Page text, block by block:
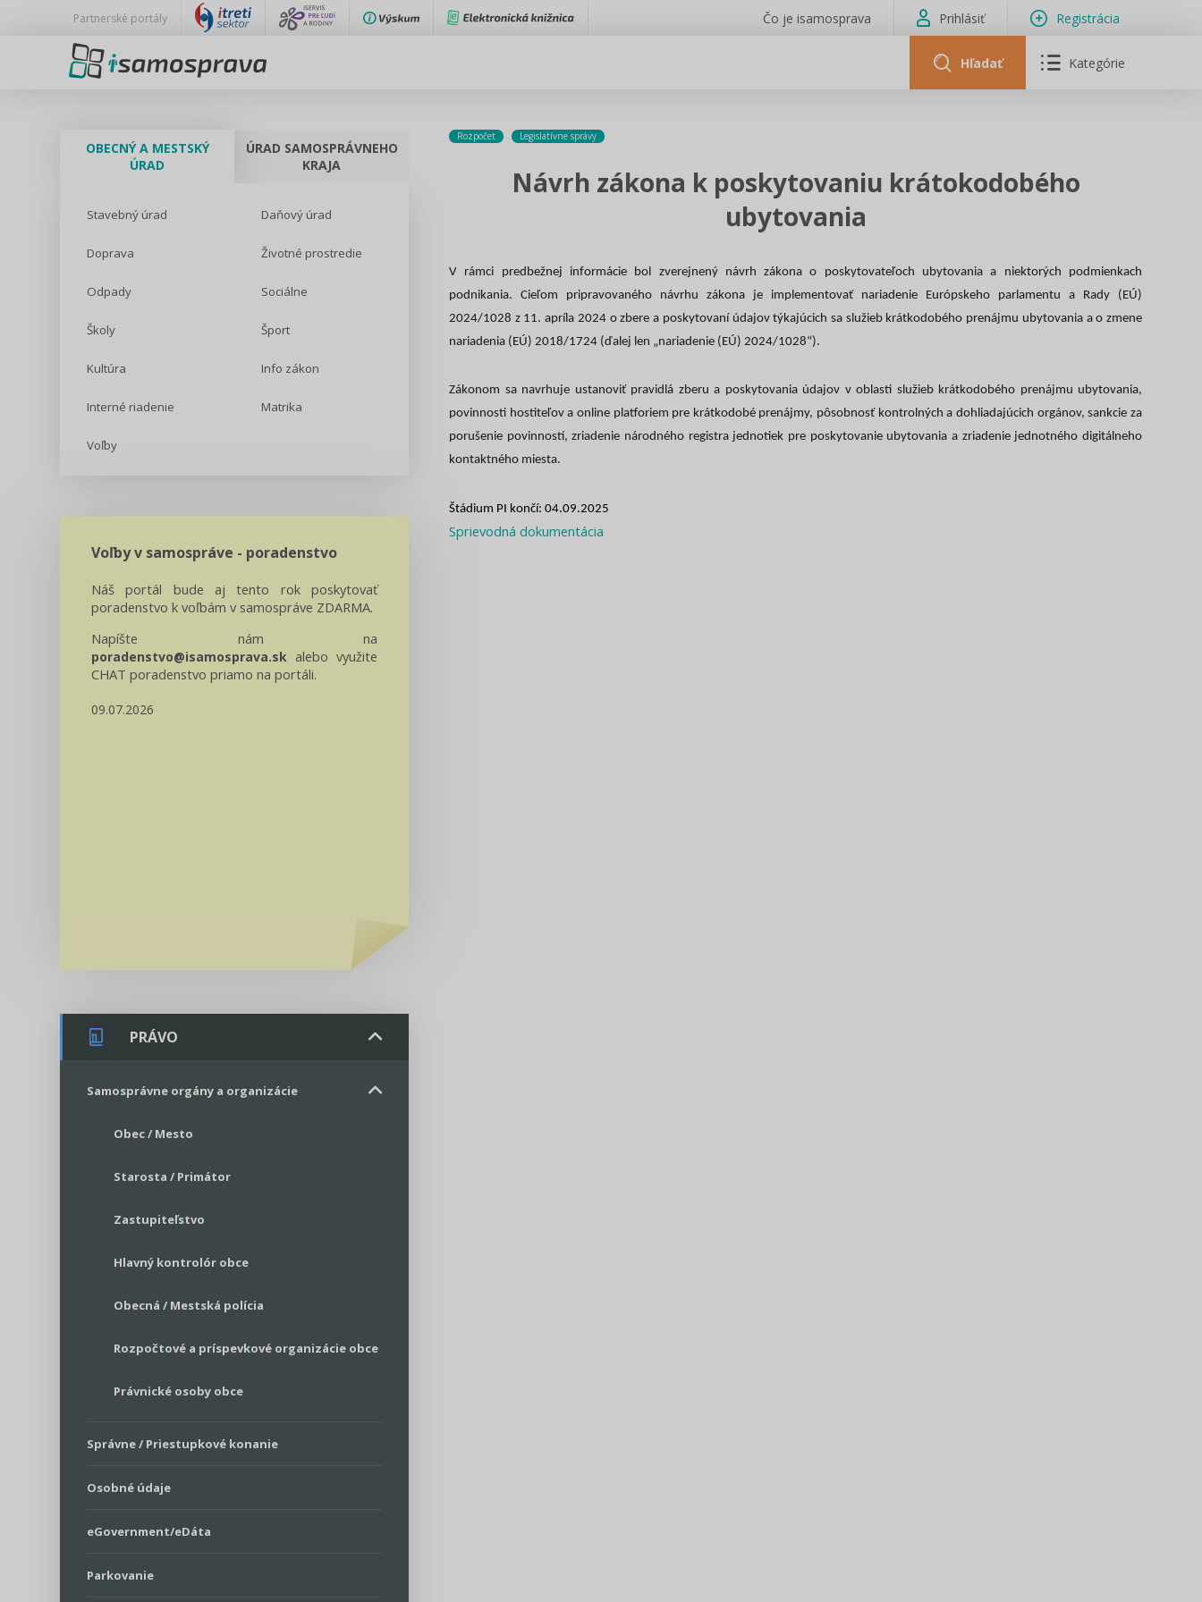
Partnerské portály Čo je isamosprava Prihlásiť Registrácia
Hľadať Kategórie
OBECNÝ A MESTSKÝ
ÚRAD
ÚRAD SAMOSPRÁVNEHO
KRAJA
Stavebný úrad Daňový úrad
Doprava Životné prostredie
Odpady Sociálne
Školy Šport
Kultúra Info zákon
Interné riadenie Matrika
Voľby
Voľby v samospráve - poradenstvo
Náš portál bude aj tento rok poskytovať
poradenstvo k voľbám v samospráve ZDARMA.
Napíšte nám na
poradenstvo@isamosprava.sk alebo využite
CHAT poradenstvo priamo na portáli.
09.07.2026
PRÁVO
Samosprávne orgány a organizácie
Obec / Mesto
Starosta / Primátor
Zastupiteľstvo
Hlavný kontrolór obce
Obecná / Mestská polícia
Rozpočtové a príspevkové organizácie obce
Právnické osoby obce
Správne / Priestupkové konanie
Osobné údaje
eGovernment/eDáta
Parkovanie
Rozpočet Legislatívne správy
Návrh zákona k poskytovaniu krátokodobého
ubytovania
V rámci predbežnej informácie bol zverejnený návrh zákona o poskytovateľoch ubytovania a niektorých podmienkach
podnikania. Cieľom pripravovaného návrhu zákona je implementovať nariadenie Európskeho parlamentu a Rady (EÚ)
2024/1028 z 11. apríla 2024 o zbere a poskytovaní údajov týkajúcich sa služieb krátkodobého prenájmu ubytovania a o zmene
nariadenia (EÚ) 2018/1724 (ďalej len „nariadenie (EÚ) 2024/1028“).
Zákonom sa navrhuje ustanoviť pravidlá zberu a poskytovania údajov v oblasti služieb krátkodobého prenájmu ubytovania,
povinnosti hostiteľov a online platforiem pre krátkodobé prenájmy, pôsobnosť kontrolných a dohliadajúcich orgánov, sankcie za
porušenie povinností, zriadenie národného registra jednotiek pre poskytovanie ubytovania a zriadenie jednotného digitálneho
kontaktného miesta.
Štádium PI končí: 04.09.2025
Sprievodná dokumentácia